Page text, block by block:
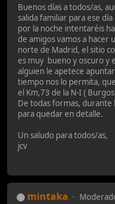
Buenos días a todos/as,
salida familiar para ese
por la noche intentaréis
de amigos vamos a hacer
norte de Madrid, el sitio
es muy bueno y oscuro y
alguien le apetece
tiempo nos lo permita,
el Km,73 de la N-I (
De todas formas, durante
para quedar en detalle.
Un saludo para todos/as,
jcv
mintaka